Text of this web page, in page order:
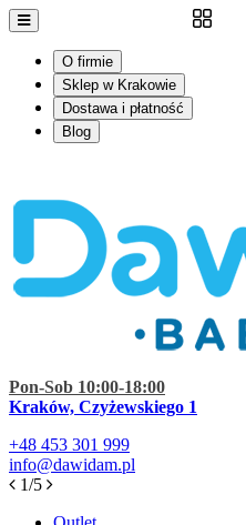
O firmie
Sklep w Krakowie
Dostawa i płatność
Blog
Pon-Sob 10:00-18:00
Kraków, Czyżewskiego 1
+48 453 301 999
info@dawidam.pl
1/5